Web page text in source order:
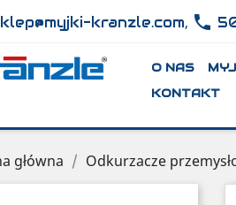
kranzle.com, phone
O NAS
KONTAKT
główna Odkurzacze